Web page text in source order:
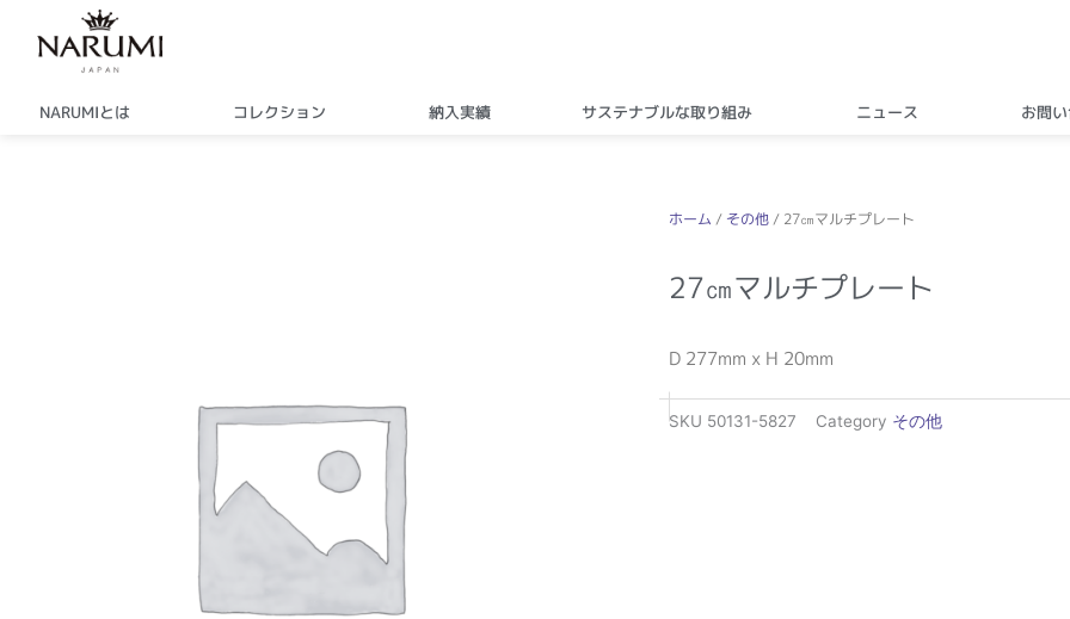
NARUMIとは コレクション 納入実績 サステナブルな取り組み ニュース お問
ホーム / その他 / 27㎝マルチプレート
27㎝マルチプレート
D 277mm x H 20mm
SKU 50131-5827 Category その他